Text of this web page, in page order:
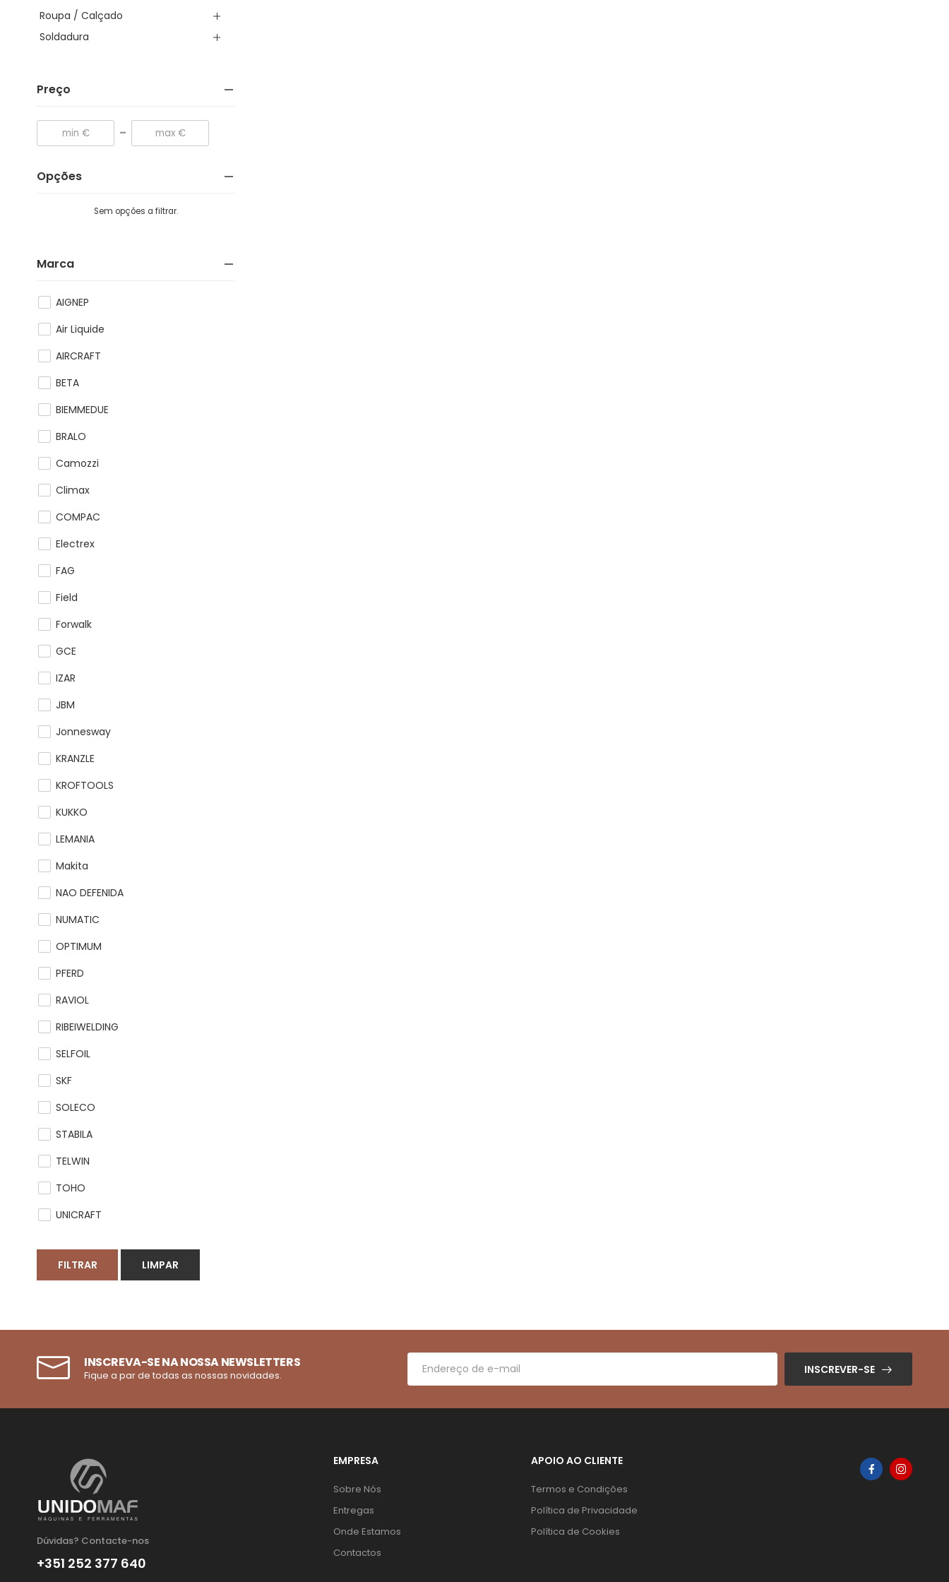
Roupa / Calçado
Soldadura
Preço
-
Opções
Sem opções a filtrar.
Marca
AIGNEP
Air Liquide
AIRCRAFT
BETA
BIEMMEDUE
BRALO
Camozzi
Climax
COMPAC
Electrex
FAG
Field
Forwalk
GCE
IZAR
JBM
Jonnesway
KRANZLE
KROFTOOLS
KUKKO
LEMANIA
Makita
NAO DEFENIDA
NUMATIC
OPTIMUM
PFERD
RAVIOL
RIBEIWELDING
SELFOIL
SKF
SOLECO
STABILA
TELWIN
TOHO
UNICRAFT
FILTRAR LIMPAR
INSCREVA-SE NA NOSSA NEWSLETTERS
Fique a par de todas as nossas novidades. INSCREVER-SE
Dúvidas? Contacte-nos
+351 252 377 640
EMPRESA
Sobre Nós
Entregas
Onde Estamos
Contactos
APOIO AO CLIENTE
Termos e Condições
Política de Privacidade
Política de Cookies